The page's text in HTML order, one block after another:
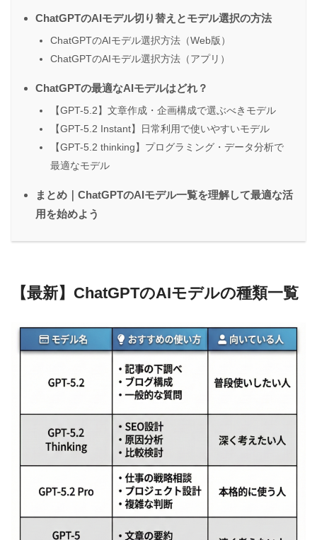
ChatGPTのAIモデル切り替えとモデル選択の方法
ChatGPTのAIモデル選択方法（Web版）
ChatGPTのAIモデル選択方法（アプリ）
ChatGPTの最適なAIモデルはどれ？
【GPT-5.2】文章作成・企画構成で選ぶべきモデル
【GPT-5.2 Instant】日常利用で使いやすいモデル
【GPT-5.2 thinking】プログラミング・データ分析で
最適なモデル
まとめ｜ChatGPTのAIモデル一覧を理解して最適な活
用を始めよう
【最新】ChatGPTのAIモデルの種類一覧